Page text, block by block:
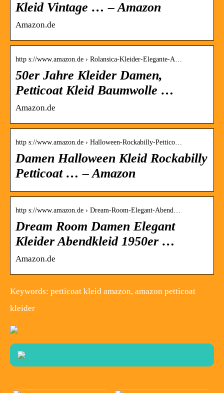
Kleid Vintage … – Amazon
Amazon.de
http s://www.amazon.de › Rolansica-Kleider-Elegante-A…
50er Jahre Kleider Damen,
Petticoat Kleid Baumwolle …
Amazon.de
http s://www.amazon.de › Halloween-Rockabilly-Pettico…
Damen Halloween Kleid Rockabilly
Petticoat … – Amazon
http s://www.amazon.de › Dream-Room-Elegant-Abend…
Dream Room Damen Elegant
Kleider Abendkleid 1950er …
Amazon.de
Keywords: petticoat kleid amazon, amazon petticoat
kleider